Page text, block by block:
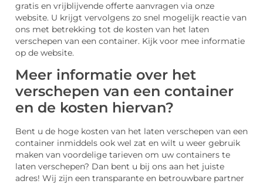
gratis en vrijblijvende offerte aanvragen via onze
website. U krijgt vervolgens zo snel mogelijk reactie van
ons met betrekking tot de kosten van het laten
verschepen van een container. Kijk voor mee informatie
op de website.
Meer informatie over het
verschepen van een container
en de kosten hiervan?
Bent u de hoge kosten van het laten verschepen van een
container inmiddels ook wel zat en wilt u weer gebruik
maken van voordelige tarieven om uw containers te
laten verschepen? Dan bent u bij ons aan het juiste
adres! Wij zijn een transparante en betrouwbare partner